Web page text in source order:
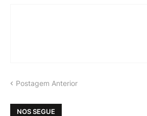
Postagem Anterior
NOS SEGUE